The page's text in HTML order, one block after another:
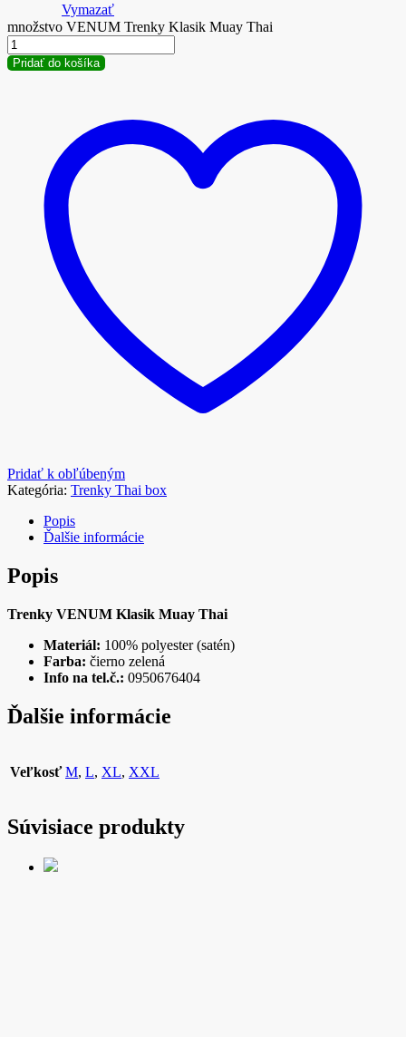
Vymazať
množstvo VENUM Trenky Klasik Muay Thai
Pridať do košíka
Pridať k obľúbeným
Kategória: Trenky Thai box
Popis
Ďalšie informácie
Popis
Trenky VENUM Klasik Muay Thai
Materiál: 100% polyester (satén)
Farba: čierno zelená
Info na tel.č.: 0950676404
Ďalšie informácie
Veľkosť M, L, XL, XXL
Súvisiace produkty